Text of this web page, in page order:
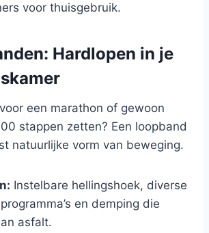
voor thuisgebruik.
Hardlopen in je
een marathon of gewoon
stappen zetten? Een loopband
natuurlijke vorm van beweging.
Instelbare hellingshoek, diverse
en demping die
asfalt.